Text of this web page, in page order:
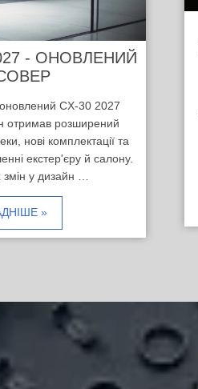
- ОНОВЛЕНИЙ
CX-30 2027
отримав розширений
нові комплектації та
екстер'єру й салону.
у дизайн …
»